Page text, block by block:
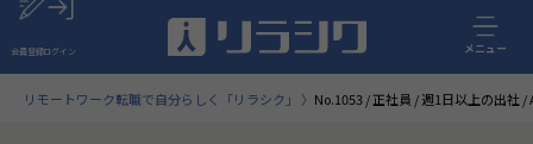
会員登録ログイン メニュー
リモートワーク転職で自分らしく「リラシク」 No.1053 / 正社員 / 週1日以上の出